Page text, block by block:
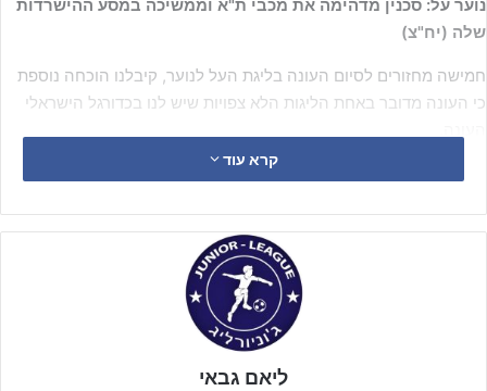
נוער על: סכנין מדהימה את מכבי ת"א וממשיכה במסע ההישרדות
שלה (יח"צ)
חמישה מחזורים לסיום העונה בליגת העל לנוער, קיבלנו הוכחה נוספת
כי העונה מדובר באחת הליגות הלא צפויות שיש לנו בכדורגל הישראלי
במפגש שפתח את משחקי המחזור ה-29 אירחה בני יהודה שהייתה ערב
המחזור עם אותן נקודות כמו בית"ר ירושלים מתחת לקו האדום, את
הפועל חדרה שקרובה מרחק שתי נקודות בלבד מהמקום המוביל בתום
העונה למבחנים וארבע נקודות מהירידה, כאשר החדרתים ישמחו
לשחזור את התוצאה מהסיבוב הראשון, בו הם ניצחו 2-3.
קרא עוד
ליאם גבאי